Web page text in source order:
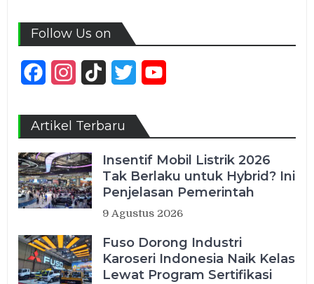
Follow Us on
FacebookInstagram
TikTok Twitter
Artikel Terbaru
Insentif Mobil Listrik 2026
Tak Berlaku untuk Hybrid? Ini
Penjelasan Pemerintah
9 Agustus 2026
Fuso Dorong Industri
Karoseri Indonesia Naik Kelas
Lewat Program Sertifikasi